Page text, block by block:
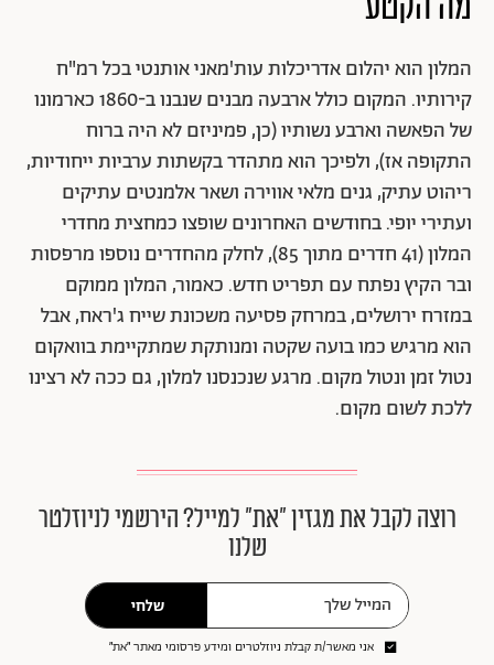
המלון הוא יהלום אדריכלות עות'מאני אותנטי בכל רמ"ח
קירותיו. המקום כולל ארבעה מבנים שנבנו ב-1860 כארמונו
של הפאשה וארבע נשותיו (כן, פמיניזם לא היה ברוח
התקופה אז), ולפיכך הוא מתהדר בקשתות ערביות ייחודיות,
ריהוט עתיק, גנים מלאי אווירה ושאר אלמנטים עתיקים
ועתירי יופי. בחודשים האחרונים שופצו כמחצית מחדרי
המלון (41 חדרים מתוך 85), לחלק מהחדרים נוספו מרפסות
ובר הקיץ נפתח עם תפריט חדש. כאמור, המלון ממוקם
במזרח ירושלים, במרחק פסיעה משכונת שייח ג'ראח, אבל
הוא מרגיש כמו בועה שקטה ומנותקת שמתקיימת בוואקום
נטול זמן ונטול מקום. מרגע שנכנסנו למלון, גם ככה לא רצינו
ללכת לשום מקום.
רוצה לקבל את מגזין ״את״ למייל? הירשמי לניוזלטר
שלנו
שלחי
אני מאשר/ת קבלת ניוזלטרים ומידע פרסומי מאתר ״את״